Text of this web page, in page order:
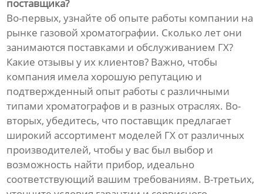
поставщика?
Во-первых, узнайте об опыте работы компании на
рынке газовой хроматографии. Сколько лет они
занимаются поставками и обслуживанием ГХ?
Какие отзывы у их клиентов? Важно, чтобы
компания имела хорошую репутацию и
подтвержденный опыт работы с различными
типами хроматографов и в разных отраслях. Во-
вторых, убедитесь, что поставщик предлагает
широкий ассортимент моделей ГХ от различных
производителей, чтобы у вас был выбор и
возможность найти прибор, идеально
соответствующий вашим требованиям. В-третьих,